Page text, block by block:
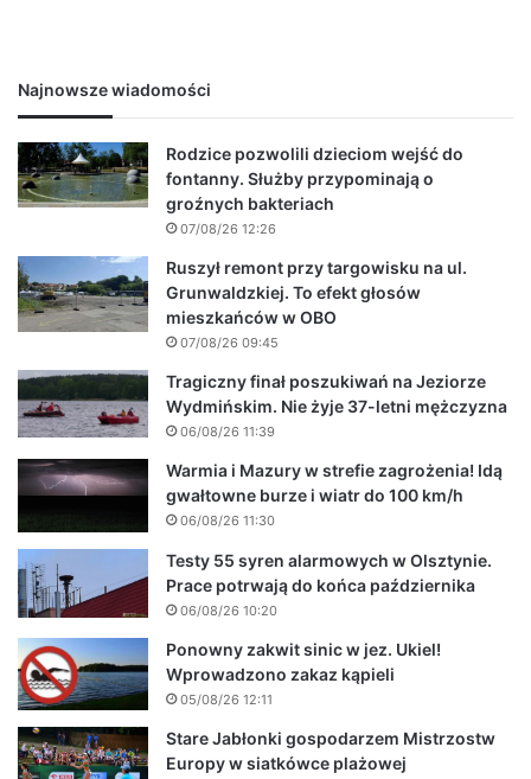
Najnowsze wiadomości
Rodzice pozwolili dzieciom wejść do
fontanny. Służby przypominają o
groźnych bakteriach
07/08/26 12:26
Ruszył remont przy targowisku na ul.
Grunwaldzkiej. To efekt głosów
mieszkańców w OBO
07/08/26 09:45
Tragiczny finał poszukiwań na Jeziorze
Wydmińskim. Nie żyje 37-letni mężczyzna
06/08/26 11:39
Warmia i Mazury w strefie zagrożenia! Idą
gwałtowne burze i wiatr do 100 km/h
06/08/26 11:30
Testy 55 syren alarmowych w Olsztynie.
Prace potrwają do końca października
06/08/26 10:20
Ponowny zakwit sinic w jez. Ukiel!
Wprowadzono zakaz kąpieli
05/08/26 12:11
Stare Jabłonki gospodarzem Mistrzostw
Europy w siatkówce plażowej